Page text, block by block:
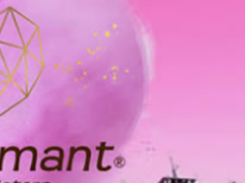
Beraterin für
Ihr Partner für Erfolg ✉.